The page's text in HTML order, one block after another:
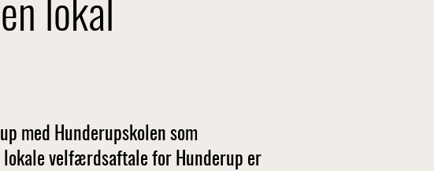
lokal
med Hunderupskolen som
velfærdsaftale for Hunderup er